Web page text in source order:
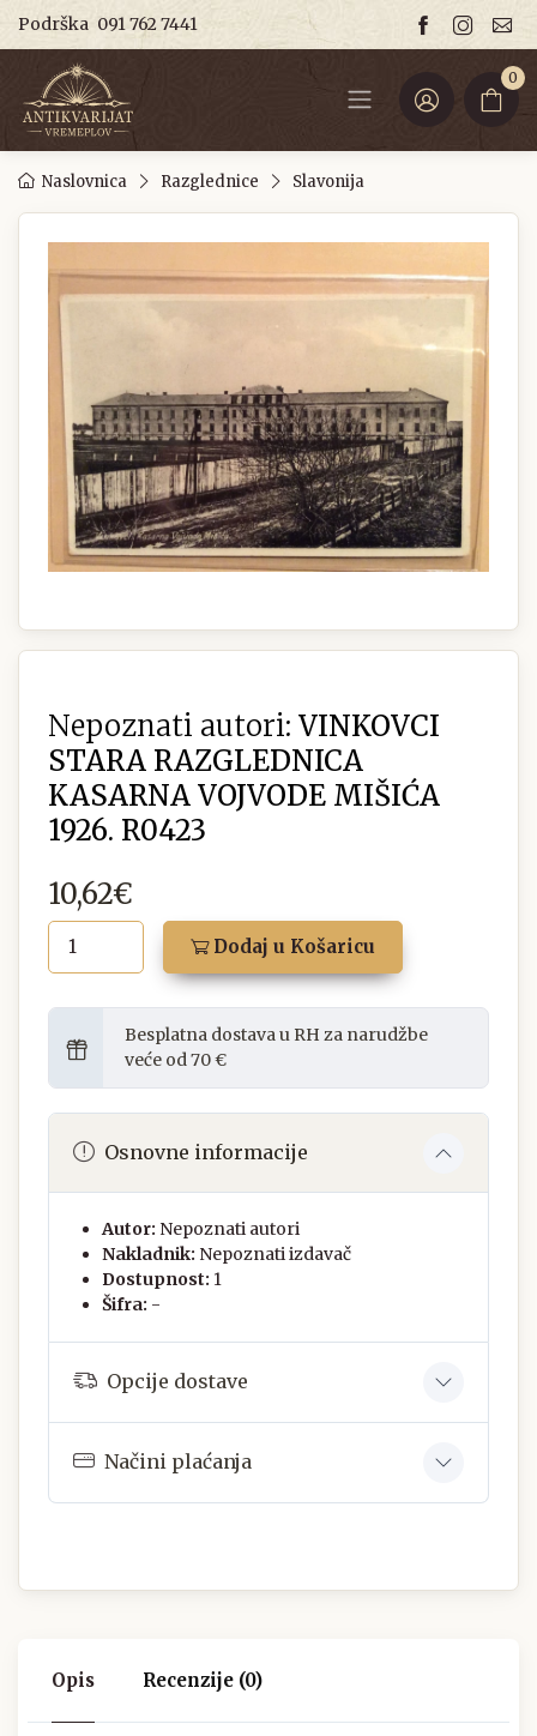
Podrška 091 762 7441
0
Naslovnica Razglednice Slavonija
Nepoznati autori: VINKOVCI
STARA RAZGLEDNICA
KASARNA VOJVODE MIŠIĆA
1926. R0423
10,62€
Dodaj u Košaricu
Besplatna dostava u RH za narudžbe
veće od 70 €
Osnovne informacije
Autor: Nepoznati autori
Nakladnik: Nepoznati izdavač
Dostupnost: 1
Šifra: -
Opcije dostave
Načini plaćanja
Opis Recenzije (0)